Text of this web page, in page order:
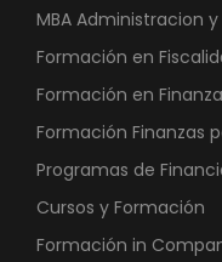
MBA Administracion
Formación en
Formación en
Formación Finanzas
Programas de
Cursos y Formación
Formación in